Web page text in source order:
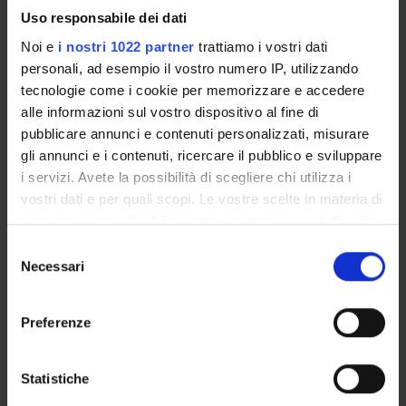
Uso responsabile dei dati
Noi e i nostri 1022 partner trattiamo i vostri dati
personali, ad esempio il vostro numero IP, utilizzando
tecnologie come i cookie per memorizzare e accedere
alle informazioni sul vostro dispositivo al fine di
pubblicare annunci e contenuti personalizzati, misurare
gli annunci e i contenuti, ricercare il pubblico e sviluppare
i servizi. Avete la possibilità di scegliere chi utilizza i
vostri dati e per quali scopi. Le vostre scelte in materia di
privacy sono applicabili solo su questa proprietà digitale
modificare o revocare il proprio consenso in qualsiasi
momento dalla Dichiarazione sui cookie o facendo clic
raccogliere informazioni sulla tua posizione
geografica, con un'approssimazione di qualche
delNecessari
Preferenze
Statistiche
Luca Salvi
Isolde Schiffermuller
Professore ordinario
Sara Trentini
Andrea Zinato
Professore ordinario
Susanna Zinato
Edoardo Balletta
Ugo Fracassa